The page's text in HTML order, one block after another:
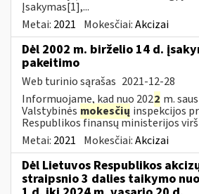
Įsakymas[1],...
Metai: 2021 Mokesčiai:Akcizai
Dėl 2002 m. birželio 14 d.
pakeitimo
Web turinio sąrašas 2021-12-28
Informuojame, kad nuo 2022 m.
Valstybinės mokesčių inspekcijos
Respublikos finansų ministerijos
Metai: 2021 Mokesčiai:Akcizai
Dėl Lietuvos Respublikos
straipsnio 3 dalies taikymo